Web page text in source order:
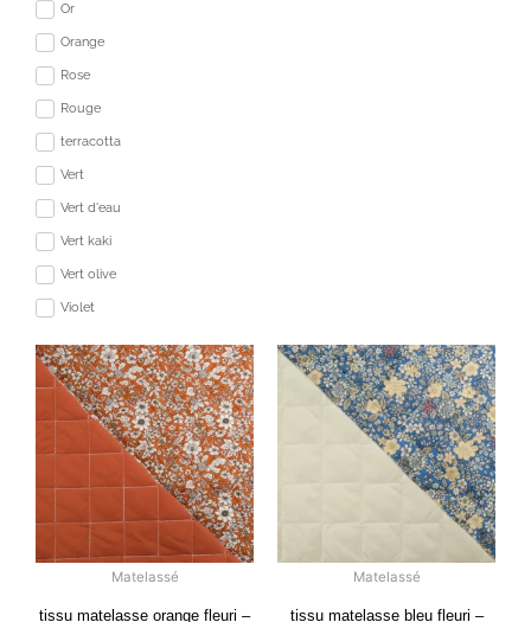
Or
Orange
Rose
Rouge
terracotta
Vert
Vert d'eau
Vert kaki
Vert olive
Violet
Matelassé
tissu matelasse orange fleuri –
Matelassé
tissu matelasse bleu fleuri –